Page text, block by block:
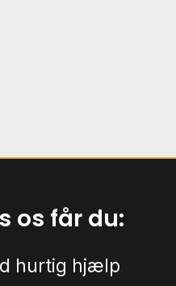
os får du:
hurtig hjælp